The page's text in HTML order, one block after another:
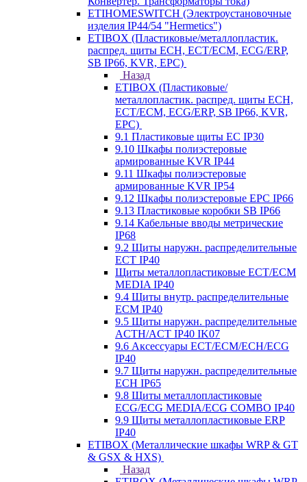
ETIHOMESWITCH (Электроустановочные
изделия IP44/54 "Hermetics")
ETIBOX (Пластиковые/металлопластик.
распред. щиты ECH, ECT/ECM, ECG/ERP,
SB IP66, KVR, EPC)
Назад
ETIBOX (Пластиковые/
металлопластик. распред. щиты ECH,
ECT/ECM, ECG/ERP, SB IP66, KVR,
EPC)
9.1 Пластиковые щиты EC IP30
9.10 Шкафы полиэстеровые
армированные KVR IP44
9.11 Шкафы полиэстеровые
армированные KVR IP54
9.12 Шкафы полиэстеровые EPC IP66
9.13 Пластиковые коробки SB IP66
9.14 Кабельные вводы метрические
IP68
9.2 Щиты наружн. распределительные
ECT IP40
Щиты металлопластиковые ECT/ECM
MEDIA IP40
9.4 Щиты внутр. распределительные
ECМ IP40
9.5 Щиты наружн. распределительные
ACTH/ACT IP40 IK07
9.6 Аксессуары ECT/ECM/ECH/ECG
IP40
9.7 Щиты наружн. распределительные
ECH IP65
9.8 Щиты металлопластиковые
ECG/ECG MEDIA/ECG COMBO IP40
9.9 Щиты металлопластиковые ERP
IP40
ETIBOX (Металлические шкафы WRP & GT
& GSX & HXS)
Назад